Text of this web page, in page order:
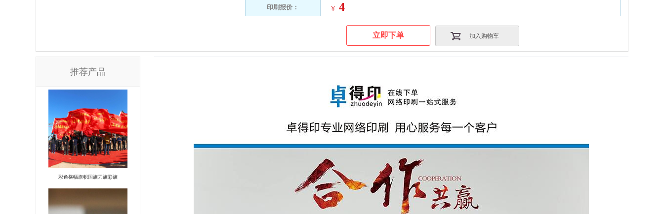
印刷报价： ￥ 4
立即下单 加入购物车
推荐产品
彩色横幅旗帜国旗刀旗彩旗